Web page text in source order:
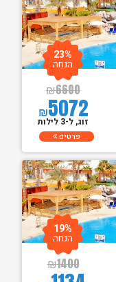
₪6600
₪5072
23%
הנחה
זוג, ל-3 לילות
פרטים
₪1400
19%
הנחה